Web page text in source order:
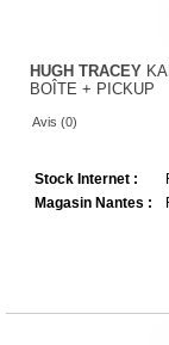
HUGH TRACEY
BOÎTE + PICKUP
Avis (0)
Stock Internet :
Magasin Nantes :